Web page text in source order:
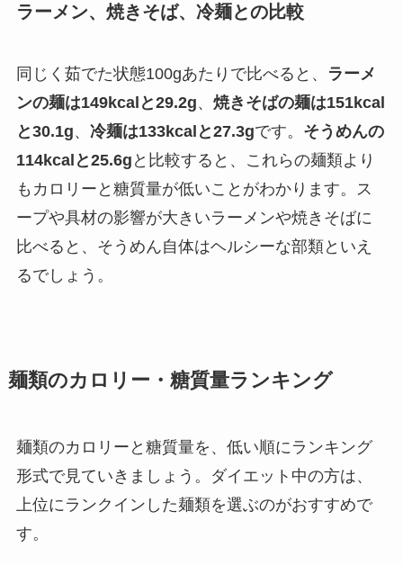
ラーメン、焼きそば、冷麺との比較
同じく茹でた状態100gあたりで比べると、
ラーメ
ンの麺は149kcalと29.2g、 焼きそばの麺は151kcal
と30.1g、 冷麺は133kcalと27.3gです。 そうめんの
114kcalと25.6g と比較すると、これらの麺類より
もカロリーと糖質量が低いことがわかります。ス
ープや具材の影響が大きいラーメンや焼きそばに
比べると、そうめん自体はヘルシーな部類といえ
るでしょう。
麺類のカロリー・糖質量ランキング
麺類のカロリーと糖質量を、低い順にランキング
形式で見ていきましょう。ダイエット中の方は、
上位にランクインした麺類を選ぶのがおすすめで
す。